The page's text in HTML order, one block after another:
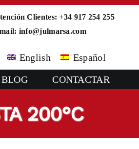
Clientes: +34 917 254 255
info@julmarsa.com
English Español
BLOG CONTACTAR
200°C